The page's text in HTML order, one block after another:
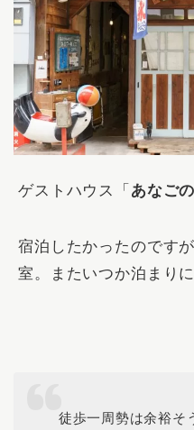
ゲストハウス「 あなご
宿泊したかったのです
室。またいつか泊まりに
徒歩一周勢は余裕そ